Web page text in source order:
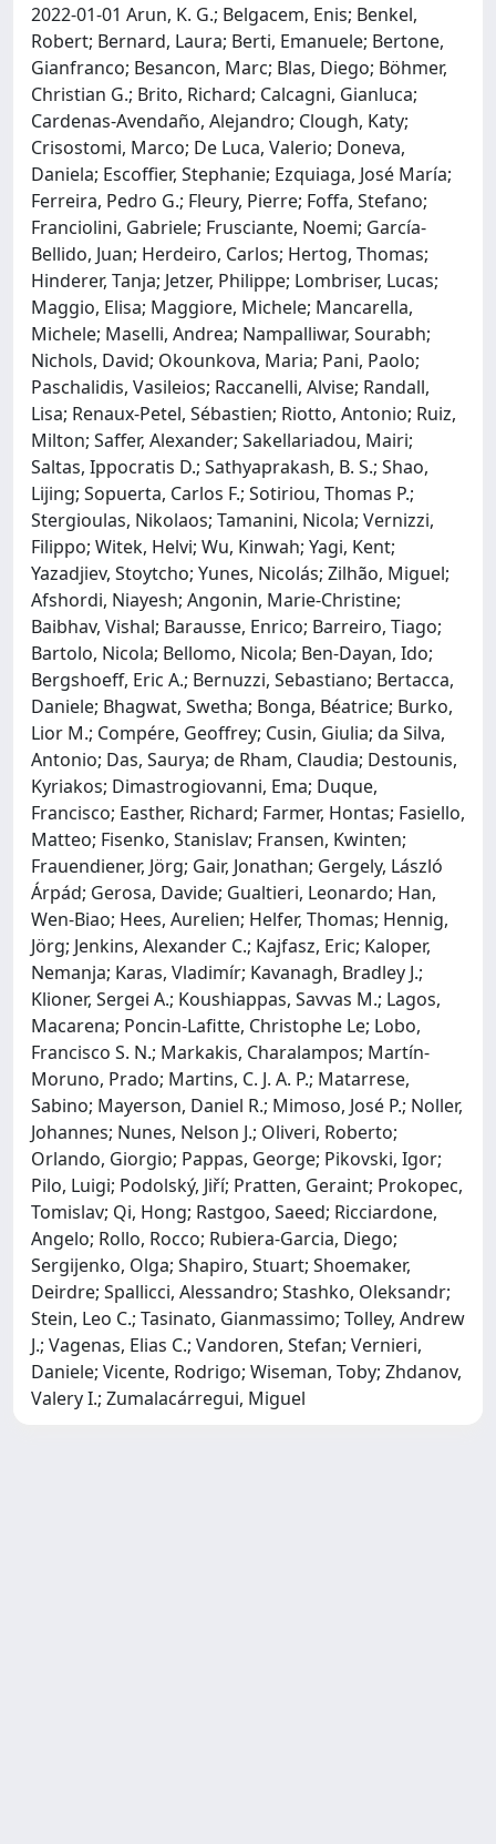
2022-01-01 Arun, K. G.; Belgacem, Enis; Benkel,
Robert; Bernard, Laura; Berti, Emanuele; Bertone,
Gianfranco; Besancon, Marc; Blas, Diego; Böhmer,
Christian G.; Brito, Richard; Calcagni, Gianluca;
Cardenas-Avendaño, Alejandro; Clough, Katy;
Crisostomi, Marco; De Luca, Valerio; Doneva,
Daniela; Escoffier, Stephanie; Ezquiaga, José María;
Ferreira, Pedro G.; Fleury, Pierre; Foffa, Stefano;
Franciolini, Gabriele; Frusciante, Noemi; García-
Bellido, Juan; Herdeiro, Carlos; Hertog, Thomas;
Hinderer, Tanja; Jetzer, Philippe; Lombriser, Lucas;
Maggio, Elisa; Maggiore, Michele; Mancarella,
Michele; Maselli, Andrea; Nampalliwar, Sourabh;
Nichols, David; Okounkova, Maria; Pani, Paolo;
Paschalidis, Vasileios; Raccanelli, Alvise; Randall,
Lisa; Renaux-Petel, Sébastien; Riotto, Antonio; Ruiz,
Milton; Saffer, Alexander; Sakellariadou, Mairi;
Saltas, Ippocratis D.; Sathyaprakash, B. S.; Shao,
Lijing; Sopuerta, Carlos F.; Sotiriou, Thomas P.;
Stergioulas, Nikolaos; Tamanini, Nicola; Vernizzi,
Filippo; Witek, Helvi; Wu, Kinwah; Yagi, Kent;
Yazadjiev, Stoytcho; Yunes, Nicolás; Zilhão, Miguel;
Afshordi, Niayesh; Angonin, Marie-Christine;
Baibhav, Vishal; Barausse, Enrico; Barreiro, Tiago;
Bartolo, Nicola; Bellomo, Nicola; Ben-Dayan, Ido;
Bergshoeff, Eric A.; Bernuzzi, Sebastiano; Bertacca,
Daniele; Bhagwat, Swetha; Bonga, Béatrice; Burko,
Lior M.; Compére, Geoffrey; Cusin, Giulia; da Silva,
Antonio; Das, Saurya; de Rham, Claudia; Destounis,
Kyriakos; Dimastrogiovanni, Ema; Duque,
Francisco; Easther, Richard; Farmer, Hontas; Fasiello,
Matteo; Fisenko, Stanislav; Fransen, Kwinten;
Frauendiener, Jörg; Gair, Jonathan; Gergely, László
Árpád; Gerosa, Davide; Gualtieri, Leonardo; Han,
Wen-Biao; Hees, Aurelien; Helfer, Thomas; Hennig,
Jörg; Jenkins, Alexander C.; Kajfasz, Eric; Kaloper,
Nemanja; Karas, Vladimír; Kavanagh, Bradley J.;
Klioner, Sergei A.; Koushiappas, Savvas M.; Lagos,
Macarena; Poncin-Lafitte, Christophe Le; Lobo,
Francisco S. N.; Markakis, Charalampos; Martín-
Moruno, Prado; Martins, C. J. A. P.; Matarrese,
Sabino; Mayerson, Daniel R.; Mimoso, José P.; Noller,
Johannes; Nunes, Nelson J.; Oliveri, Roberto;
Orlando, Giorgio; Pappas, George; Pikovski, Igor;
Pilo, Luigi; Podolský, Jiří; Pratten, Geraint; Prokopec,
Tomislav; Qi, Hong; Rastgoo, Saeed; Ricciardone,
Angelo; Rollo, Rocco; Rubiera-Garcia, Diego;
Sergijenko, Olga; Shapiro, Stuart; Shoemaker,
Deirdre; Spallicci, Alessandro; Stashko, Oleksandr;
Stein, Leo C.; Tasinato, Gianmassimo; Tolley, Andrew
J.; Vagenas, Elias C.; Vandoren, Stefan; Vernieri,
Daniele; Vicente, Rodrigo; Wiseman, Toby; Zhdanov,
Valery I.; Zumalacárregui, Miguel